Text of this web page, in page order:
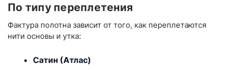
По типу переплетения
Фактура полотна зависит от того, как переплетаются
нити основы и утка:
Сатин (Атлас)